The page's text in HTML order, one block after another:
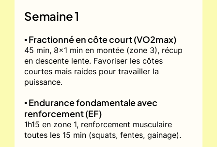
Semaine 1
▪️ Fractionné en côte court (VO2max)
45 min, 8x1 min en montée (zone 3), récup
en descente lente. Favoriser les côtes
courtes mais raides pour travailler la
puissance.
▪️ Endurance fondamentale avec
renforcement (EF)
1h15 en zone 1, renforcement musculaire
toutes les 15 min (squats, fentes, gainage).